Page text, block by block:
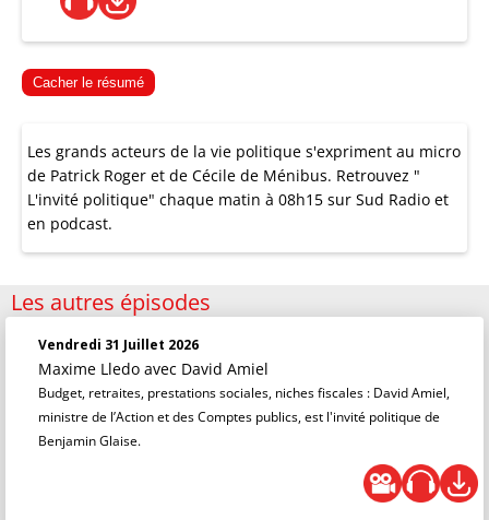
Cacher le résumé
Les grands acteurs de la vie politique s'expriment au micro
de Patrick Roger et de Cécile de Ménibus. Retrouvez "
L'invité politique" chaque matin à 08h15 sur Sud Radio et
en podcast.
Les autres épisodes
Vendredi 31 Juillet 2026
Maxime Lledo avec David Amiel
Budget, retraites, prestations sociales, niches fiscales : David Amiel,
ministre de l’Action et des Comptes publics, est l'invité politique de
Benjamin Glaise.